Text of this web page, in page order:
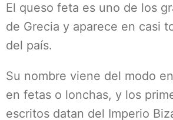
El queso feta es uno de los
de Grecia y aparece en casi
del país.
Su nombre viene del modo
en fetas o lonchas, y los
escritos datan del Imperio